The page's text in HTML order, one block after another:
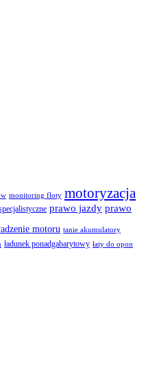
monitoring floty motoryzacja
prawo jazdy prawo
motoru tanie akumulatory
ładunek ponadgabarytowy łaty do opon